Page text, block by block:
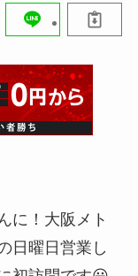
に！大阪メト
日曜日営業し